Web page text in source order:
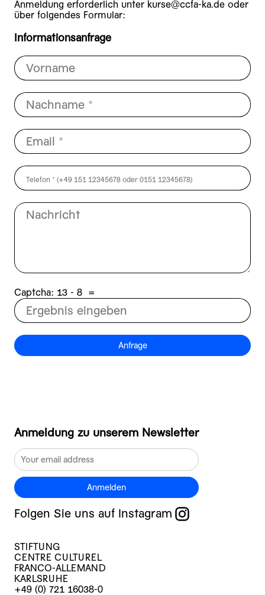
Anmeldung erforderlich unter kurse@ccfa-ka.de oder
über folgendes Formular:
Informationsanfrage
Captcha: 8 - 31 =
Anfrage
Anmeldung zu unserem Newsletter
Anmelden
Folgen Sie uns auf Instagram
STIFTUNG
CENTRE CULTUREL
FRANCO-ALLEMAND
KARLSRUHE
+49 (0) 721 16038-0